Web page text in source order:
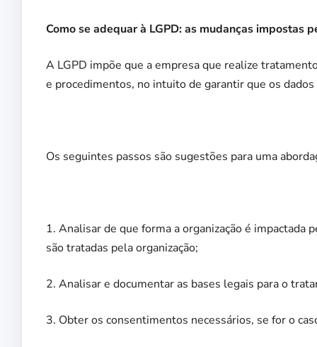
Como se adequar à LGPD: as mudanças impostas
A LGPD impõe que a empresa que realize
e procedimentos, no intuito de garantir que os
Os seguintes passos são sugestões para uma
1. Analisar de que forma a organização é impactada
são tratadas pela organização;
2. Analisar e documentar as bases legais para o
3. Obter os consentimentos necessários, se for o